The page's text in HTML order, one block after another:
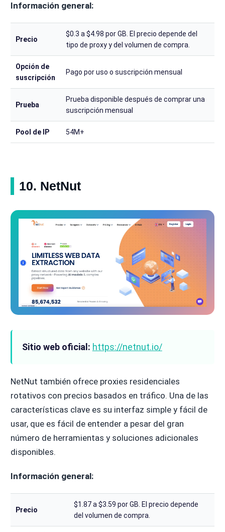
Información general:
Precio
$0.3 a $4.98 por GB. El precio depende del
tipo de proxy y del volumen de compra.
Opción de
suscripción
Pago por uso o suscripción mensual
Prueba
Prueba disponible después de comprar una
suscripción mensual
Pool de IP 54M+
10. NetNut
Sitio web oficial: https://netnut.io/
NetNut también ofrece proxies residenciales
rotativos con precios basados en tráfico. Una de las
características clave es su interfaz simple y fácil de
usar, que es fácil de entender a pesar del gran
número de herramientas y soluciones adicionales
disponibles.
Información general:
Precio
$1.87 a $3.59 por GB. El precio depende
del volumen de compra.